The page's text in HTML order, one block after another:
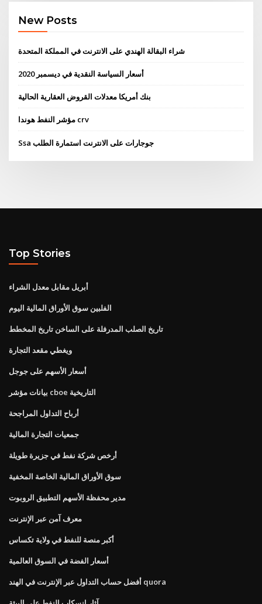
New Posts
شراء البقالة الهندي على الانترنت في المملكة المتحدة
أسعار السياسة النقدية في ديسمبر 2020
بنك أمريكا معدلات القروض العقارية الحالية
مؤشر النفط هوندا crv
Ssa جوجارات على الانترنت استمارة الطلب
Top Stories
أبريل مقابل معدل الشراء
الفلبين سوق الأوراق المالية اليوم
تاريخ الصلب المدرفلة على الساخن تاريخ المخطط
ويغطي مقعد التجارة
أسعار الأسهم على جوجل
بيانات مؤشر cboe التاريخية
أرباح التداول المراجحة
جمعيات التجارة المالية
أرخص شركة نفط في جزيرة طويلة
سوق الأوراق المالية الخاصة المخفية
مدير محفظة الأسهم التطبيق الروبوت
معرف آمن عبر الإنترنت
أكبر منصة للنفط في ولاية تكساس
أسعار الفضة في السوق العالمية
أفضل حساب التداول عبر الإنترنت في الهند quora